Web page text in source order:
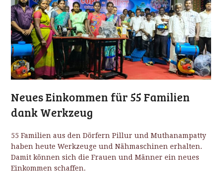
Neues Einkommen für 55 Familien
dank Werkzeug
55 Familien aus den Dörfern Pillur und Muthanampatty
haben heute Werkzeuge und Nähmaschinen erhalten.
Damit können sich die Frauen und Männer ein neues
Einkommen schaffen.